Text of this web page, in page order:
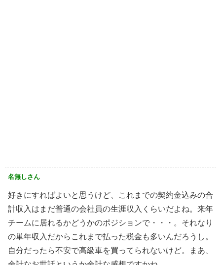
名無しさん
好きにすればよいと思うけど、これまでの契約金込みの合
計収入はまだ普通の会社員の生涯収入くらいだよね。来年
チームに居れるかどうかのポジションで・・・。それなり
の単年収入だからこれまで払った税金も多いんだろうし。
自分だったら不安で高級車を買ってられないけど。まあ、